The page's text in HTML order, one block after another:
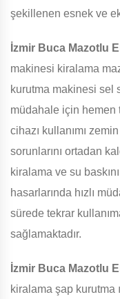
şekillenen esnek ve
İzmir Buca Mazotlu
makinesi kiralama
kurutma makinesi sel
müdahale için hemen
cihazı kullanımı
sorunlarını ortadan
kiralama ve su
hasarlarında hızlı
sürede tekrar
sağlamaktadır.
İzmir Buca Mazotlu
kiralama şap kurutma